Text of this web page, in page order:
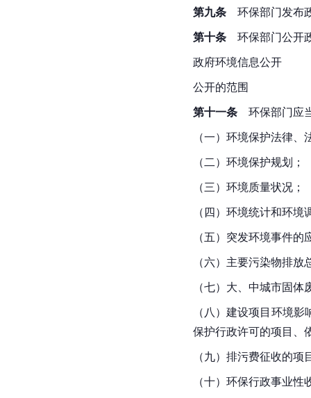
第九条 环保部门发布
第十条 环保部门公开
政府环境信息公开
公开的范围
第十一条 环保部门应
（一）环境保护法律
（二）环境保护规划；
（三）环境质量状况；
（四）环境统计和环境
（五）突发环境事件
（六）主要污染物排
（七）大、中城市固
（八）建设项目环境
保护行政许可的项目、
（九）排污费征收的
（十）环保行政事业